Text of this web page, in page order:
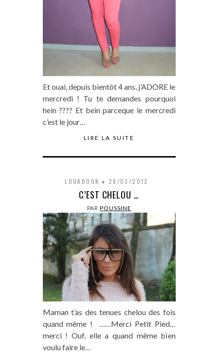
Et ouai, depuis bientôt 4 ans, j’ADORE le
mercredi ! Tu te demandes pourquoi
hein ???? Et bein parceque le mercredi
c’est le jour…
LIRE LA SUITE
LOOKBOOK 28/03/2013
C’EST CHELOU …
PARPOUSSINE
Maman t’as des tenues chelou des fois
quand même ! ……Merci Petit Pied…
merci ! Ouf, elle a quand même bien
voulu faire le…